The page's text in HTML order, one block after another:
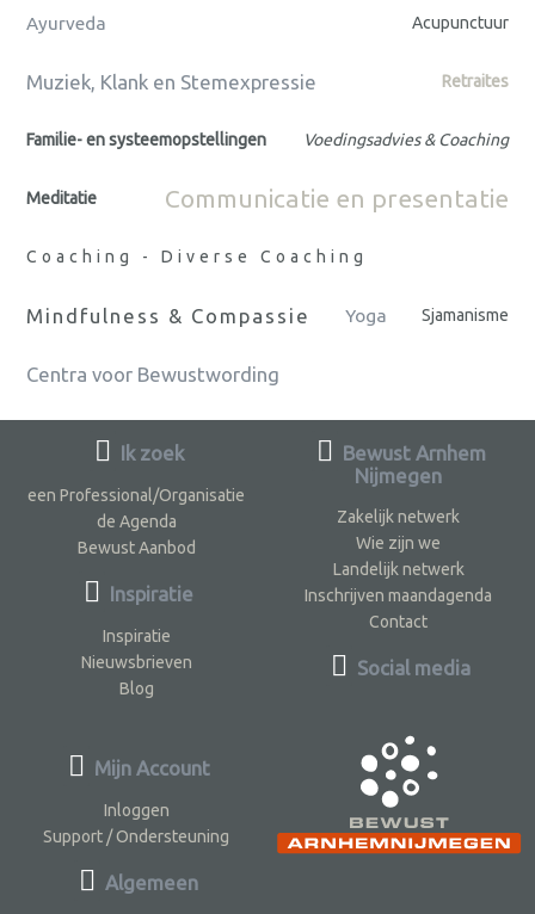
Ayurveda Acupunctuur
Muziek, Klank en Stemexpressie Retraites
Familie- en systeemopstellingen Voedingsadvies & Coaching
Meditatie Communicatie en presentatie
Coaching - Diverse Coaching
Mindfulness & Compassie Yoga Sjamanisme
Centra voor Bewustwording
Ik zoek
een Professional/Organisatie
de Agenda
Bewust Aanbod
Inspiratie
Inspiratie
Nieuwsbrieven
Blog
Bewust Arnhem
Nijmegen
Zakelijk netwerk
Wie zijn we
Landelijk netwerk
Inschrijven maandagenda
Contact
Social media
Mijn Account
Inloggen
Support / Ondersteuning
Algemeen